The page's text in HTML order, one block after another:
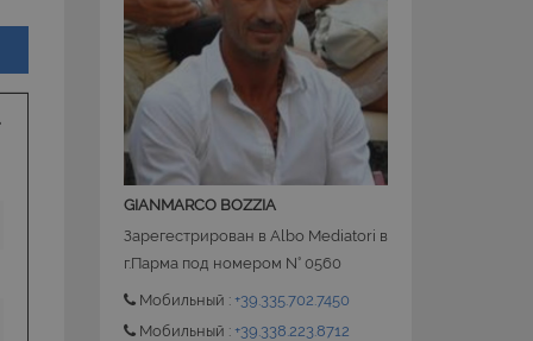
GIANMARCO BOZZIA
Зарегестрирован в Albo Mediatori в
г.Парма под номером N° 0560
Мобильный : +39.335.702.7450
Мобильный : +39.338.223.8712
gestione